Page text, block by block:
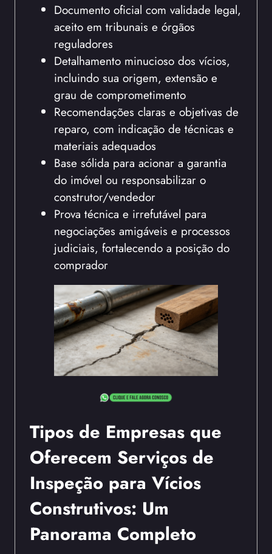
Documento oficial com validade legal,
aceito em tribunais e órgãos
reguladores
Detalhamento minucioso dos vícios,
incluindo sua origem, extensão e
grau de comprometimento
Recomendações claras e objetivas de
reparo, com indicação de técnicas e
materiais adequados
Base sólida para acionar a garantia
do imóvel ou responsabilizar o
construtor/vendedor
Prova técnica e irrefutável para
negociações amigáveis e processos
judiciais, fortalecendo a posição do
comprador
Tipos de Empresas que
Oferecem Serviços de
Inspeção para Vícios
Construtivos: Um
Panorama Completo